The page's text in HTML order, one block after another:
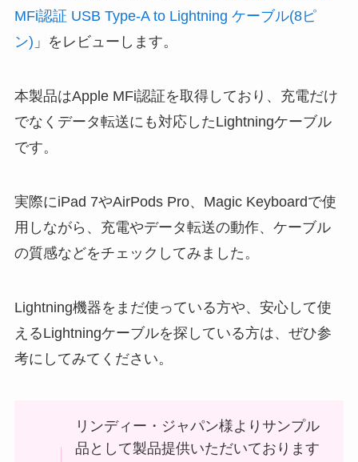
MFi認証 USB Type-A to Lightning ケーブル(8ピ
ン) 」をレビューします。
本製品はApple MFi認証を取得しており、充電だけ
でなくデータ転送にも対応したLightningケーブル
です。
実際にiPad 7やAirPods Pro、Magic Keyboardで使
用しながら、充電やデータ転送の動作、ケーブル
の質感などをチェックしてみました。
Lightning機器をまだ使っている方や、安心して使
えるLightningケーブルを探している方は、ぜひ参
考にしてみてください。
リンディー・ジャパン様よりサンプル
品として製品提供いただいております